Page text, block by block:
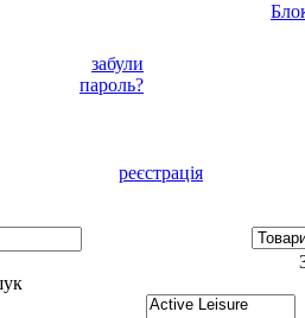
забули
пароль?
реєстрація